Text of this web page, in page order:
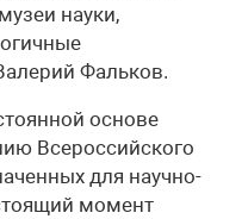
науки,
Фальков.
основе
Всероссийского
для научно-
момент